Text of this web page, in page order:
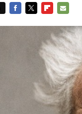
MAIL